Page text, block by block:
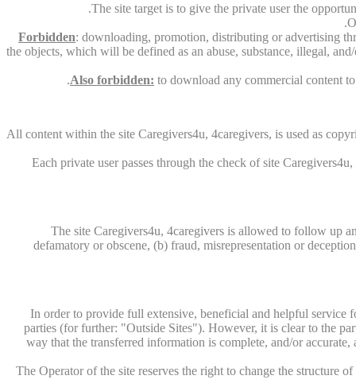
The site target is to give the private user the
Forbidden: downloading, promotion, distributing or advertising
the objects, which will be defined as an abuse, substance, illegal,
Also forbidden: to download any commercial content
All content within the site Caregivers4u, 4caregivers, is used as
Each private user passes through the check of site
The site Caregivers4u, 4caregivers is allowed to follow up
defamatory or obscene, (b) fraud, misrepresentation or
In order to provide full extensive, beneficial and helpful service
parties (for further: "Outside Sites"). However, it is clear to the
way that the transferred information is complete, and/or
The Operator of the site reserves the right to change the structure